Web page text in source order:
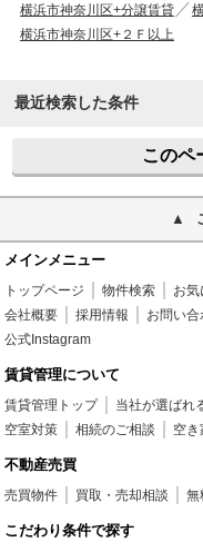
横浜市神奈川区+分譲賃貸
横浜市神奈川区+２Ｆ以上
最近検索した条件
このペ
メインメニュー
トップページ 物件検索 お
会社概要
採用情報 お問い合
公式Instagram
賃貸管理について
賃貸管理トップ 当社が選ばれ
空室対策
相続のご相談 空き
不動産売買
売買物件 買取・売却相談 無
こだわり条件で探す